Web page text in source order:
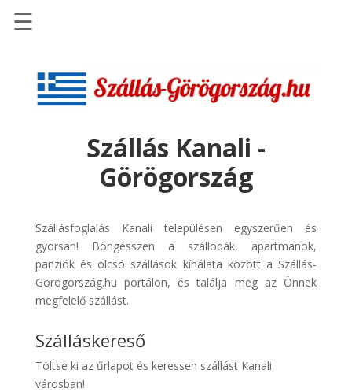
Szállások
Repülőjegy
pénzvisszatérítéssel
Discover
Cars
Transzfer
Kiwi
Taxi
☰
Szállás Kanali -
Görögország
Szállásfoglalás Kanali településen egyszerűen és
gyorsan! Böngésszen a szállodák, apartmanok,
panziók és olcsó szállások kínálata között a Szállás-
Görögország.hu portálon, és találja meg az Önnek
megfelelő szállást.
Szálláskereső
Töltse ki az űrlapot és keressen szállást Kanali
városban!